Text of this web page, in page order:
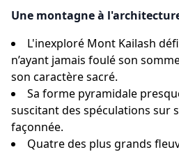
Une montagne à
L'inexploré Mont Kailash
n’ayant jamais foulé son
son caractère sacré.
Sa forme pyramidale
suscitant des spéculations sur
façonnée.
Quatre des plus grands